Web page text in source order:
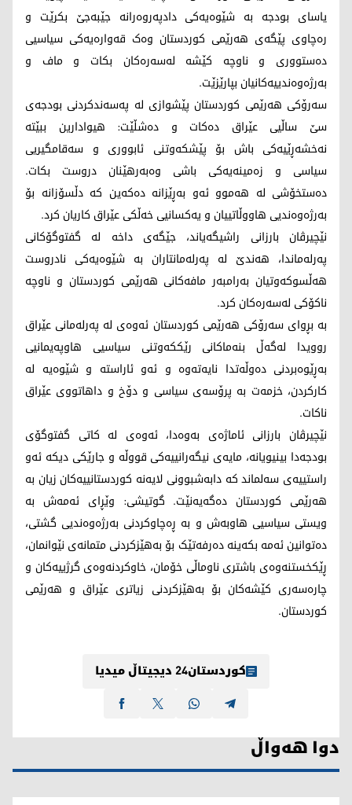
ياساى بودجە بە شێوەیەکی دادپەروەرانە جێبەجێ بکرێت و
رەچاوی پێگەی هەرێمی کوردستان وەک قەوارەیەکی سیاسيی
دەستووری و ناوچه‌ كێشه‌ له‌سه‌ره‌كان بكات و ماف و
بەرژەوەندیيەکانيان بپارێزێت.
سەرۆکی هەرێمی کوردستان پێشوازى لە پەسەندکردنی بودجەی
سێ ساڵيی عێراق دەکات و دەشڵێت: هیوادارین ببێتە
نەخشەڕێیەکی باش بۆ پێشكه‌وتنى ئابوورى و سەقامگیريی
سياسى و زەمینەیەکی باشى وەبەرهێنان دروست بكات.
دەستخۆشی لە هه‌موو ئه‌و به‌ڕێزانه‌ ده‌كه‌ين کە دڵسۆزانە بۆ
بەرژەوەنديی هاووڵاتیيان و یەکسانيی خەڵکی عێراق کاریان کرد.
نێچیرڤان بارزانی راشیگەیاند، جێگەی داخه‌ لە گفتوگۆکانی
په‌رله‌ماندا، هەندێ له‌ پەرلەمانتاران بە شێوەیەکی نادروست
هەڵسوکەوتیان بەرامبەر مافەکانی هەرێمی کوردستان و ناوچە
ناکۆکی لەسەرەکان کرد.
بە بڕوای سەرۆکی هەرێمی کوردستان ئه‌وه‌ى لە پەرلەمانی عێراق
روويدا له‌گه‌ڵ بنه‌ماكانى رێككه‌وتنى سياسيى هاوپه‌يمانيى
به‌ڕێوه‌بردنى ده‌وڵه‌تدا نايه‌ته‌وه‌ و ئه‌و ئاراسته‌ و شێوه‌يه‌ له‌
كاركردن، خزمه‌ت به‌ پرۆسه‌ى سياسى و دۆخ و داهاتووى عێراق
ناكات.
نێچیرڤان بارزانی ئاماژەی بەوەدا، ئەوەی لە کاتی گفتوگۆى
بودجەدا بینیویانە، مايه‌ى نيگه‌رانييه‌كى قووڵه‌ و جارێکی دیکە ئەو
راستییه‌ى سه‌لماند كه‌ دابه‌شبوونى لايه‌نه‌ كوردستانييه‌كان زيان به‌
هه‌رێمى كوردستان ده‌گه‌يه‌نێت. گوتیشی: وێڕاى ئه‌مه‌ش بە
ویستى سیاسيی هاوبەش و به‌ ڕەچاوکردنی بەرژەوەنديی گشتی،
دەتوانین ئه‌مه‌ بکەینە دەرفەتێک بۆ بەهێزکردنی متمانەى نێوانمان،
ڕێکخستنەوەی باشترى ناوماڵی خۆمان، خاوکردنەوەی گرژیيەکان و
چارەسەری کێشەکان بۆ بەهێزکردنی زیاتری عێراق و هەرێمی
کوردستان.
کوردستان24 دیجیتاڵ میدیا
دوا هەواڵ